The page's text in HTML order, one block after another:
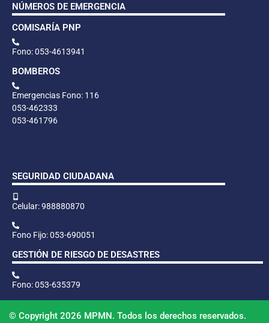
NÚMEROS DE EMERGENCIA
COMISARÍA PNP
Fono: 053-4613941
BOMBEROS
Emergencias Fono: 116
053-462333
053-461796
SEGURIDAD CIUDADANA
Celular: 988880870
Fono Fijo: 053-690051
GESTIÓN DE RIESGO DE DESASTRES
Fono: 053-635379
© Copyright 2026 MPMN. Todos los derechos reservados.